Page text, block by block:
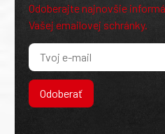
Odoberajte najnovšie
Vašej emailovej schránky.
Odoberať